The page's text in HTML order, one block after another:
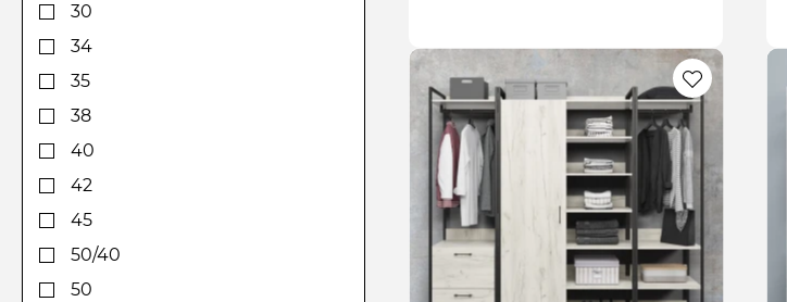
128
130
140
148
150
157
160
164
30
34
35
38
40
42
45
50/40
50